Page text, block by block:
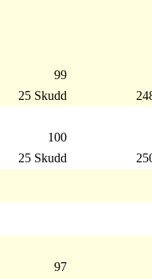
99
25 Skudd
100
25 Skudd
97